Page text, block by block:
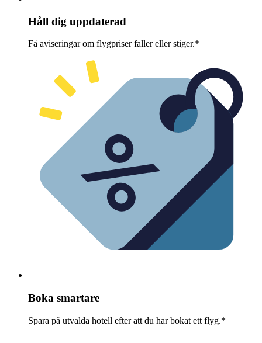
Håll dig uppdaterad
Få aviseringar om flygpriser faller eller stiger.*
Boka smartare
Spara på utvalda hotell efter att du har bokat ett flyg.*